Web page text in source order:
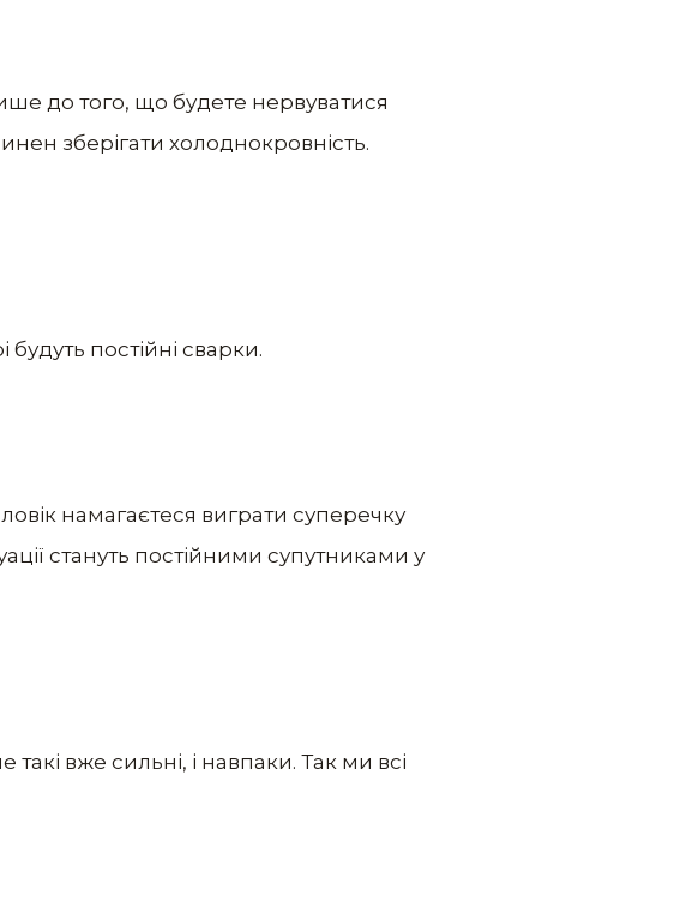
до того, що будете нервуватися
зберігати холоднокровність.
постійні сварки.
намагаєтеся виграти суперечку
стануть постійними супутниками у
вже сильні, і навпаки. Так ми всі